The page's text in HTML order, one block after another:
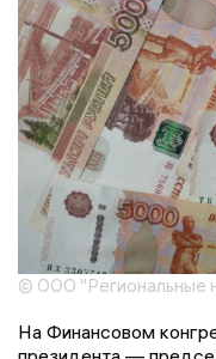
© ООО "Региональные
На Финансовом